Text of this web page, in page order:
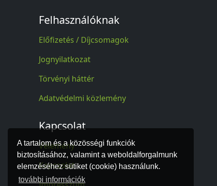
A tartalom és a közösségi funkciók
biztosításához, valamint a weboldalforgalmunk
elemzéséhez sütiket (cookie) használunk.
további információk
Felhasználóknak
Előfizetés / Díjcsomagok
Jognyilatkozat
Törvényi háttér
Adatvédelmi közlemény
Kapcsolat
Vélemény
Kapcsolat